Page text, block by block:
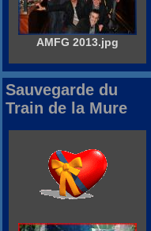
AMFG 2013.jpg
Sauvegarde du
Train de la Mure